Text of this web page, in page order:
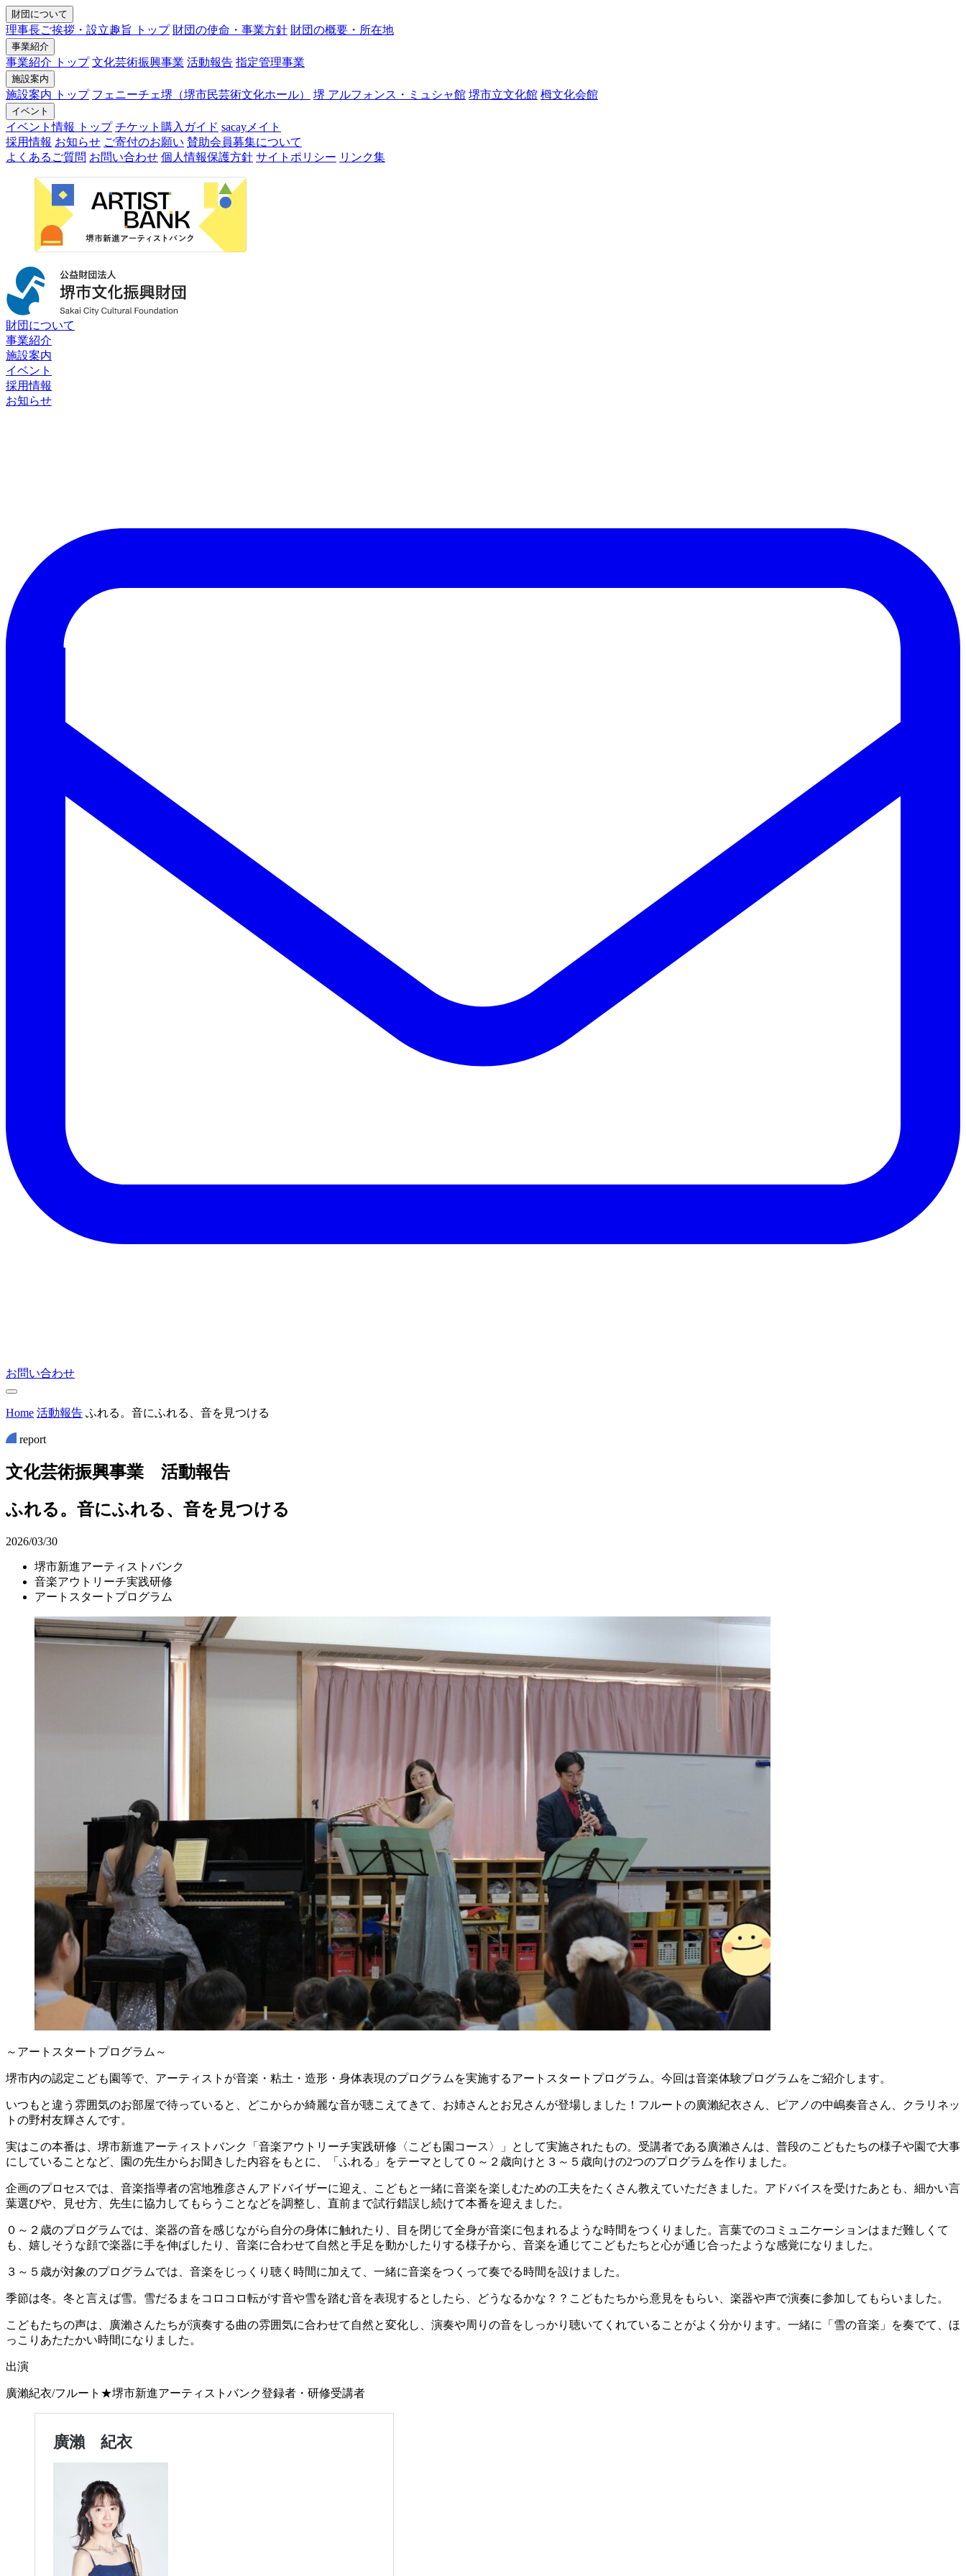
財団について
理事長ご挨拶・設立趣旨 トップ 財団の使命・事業方針 財団の概要・所在地
事業紹介
事業紹介 トップ 文化芸術振興事業 活動報告 指定管理事業
施設案内
施設案内 トップ フェニーチェ堺（堺市民芸術文化ホール） 堺 アルフォンス・ミュシャ館 堺市立文化館 栂文化会館
イベント
イベント情報 トップ チケット購入ガイド sacayメイト
採用情報 お知らせ ご寄付のお願い 賛助会員募集について
よくあるご質問 お問い合わせ 個人情報保護方針 サイトポリシー リンク集
財団について
事業紹介
施設案内
イベント
採用情報
お知らせ
お問い合わせ
Home 活動報告 ふれる。音にふれる、音を見つける
report
文化芸術振興事業 活動報告
ふれる。音にふれる、音を見つける
2026/03/30
堺市新進アーティストバンク
音楽アウトリーチ実践研修
アートスタートプログラム
～アートスタートプログラム～
堺市内の認定こども園等で、アーティストが音楽・粘土・造形・身体表現のプログラムを実施するアートスタートプログラム。今回は音楽体験プログラムをご紹介します。
いつもと違う雰囲気のお部屋で待っていると、どこからか綺麗な音が聴こえてきて、お姉さんとお兄さんが登場しました！フルートの廣瀨紀衣さん、ピアノの中嶋奏音さん、クラリネッ
トの野村友輝さんです。
実はこの本番は、堺市新進アーティストバンク「音楽アウトリーチ実践研修〈こども園コース〉」として実施されたもの。受講者である廣瀨さんは、普段のこどもたちの様子や園で大事
にしていることなど、園の先生からお聞きした内容をもとに、「ふれる」をテーマとして０～２歳向けと３～５歳向けの2つのプログラムを作りました。
企画のプロセスでは、音楽指導者の宮地雅彦さんアドバイザーに迎え、こどもと一緒に音楽を楽しむための工夫をたくさん教えていただきました。アドバイスを受けたあとも、細かい言
葉選びや、見せ方、先生に協力してもらうことなどを調整し、直前まで試行錯誤し続けて本番を迎えました。
０～２歳のプログラムでは、楽器の音を感じながら自分の身体に触れたり、目を閉じて全身が音楽に包まれるような時間をつくりました。言葉でのコミュニケーションはまだ難しくて
も、嬉しそうな顔で楽器に手を伸ばしたり、音楽に合わせて自然と手足を動かしたりする様子から、音楽を通じてこどもたちと心が通じ合ったような感覚になりました。
３～５歳が対象のプログラムでは、音楽をじっくり聴く時間に加えて、一緒に音楽をつくって奏でる時間を設けました。
季節は冬。冬と言えば雪。雪だるまをコロコロ転がす音や雪を踏む音を表現するとしたら、どうなるかな？？こどもたちから意見をもらい、楽器や声で演奏に参加してもらいました。
こどもたちの声は、廣瀨さんたちが演奏する曲の雰囲気に合わせて自然と変化し、演奏や周りの音をしっかり聴いてくれていることがよく分かります。一緒に「雪の音楽」を奏でて、ほ
っこりあたたかい時間になりました。
出演
廣瀨紀衣/フルート★堺市新進アーティストバンク登録者・研修受講者